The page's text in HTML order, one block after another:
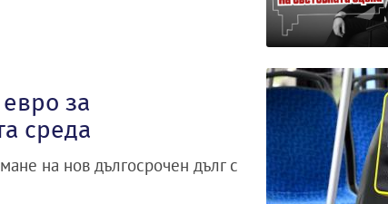
за
среда
на нов дългосрочен дълг с